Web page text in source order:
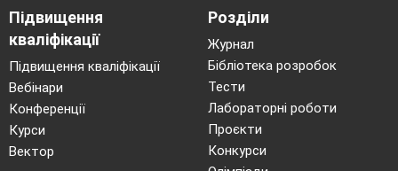
Підвищення
кваліфікації
Підвищення кваліфікації
Вебінари
Конференції
Курси
Вектор
Розділи
Журнал
Бібліотека розробок
Тести
Лабораторні роботи
Проєкти
Конкурси